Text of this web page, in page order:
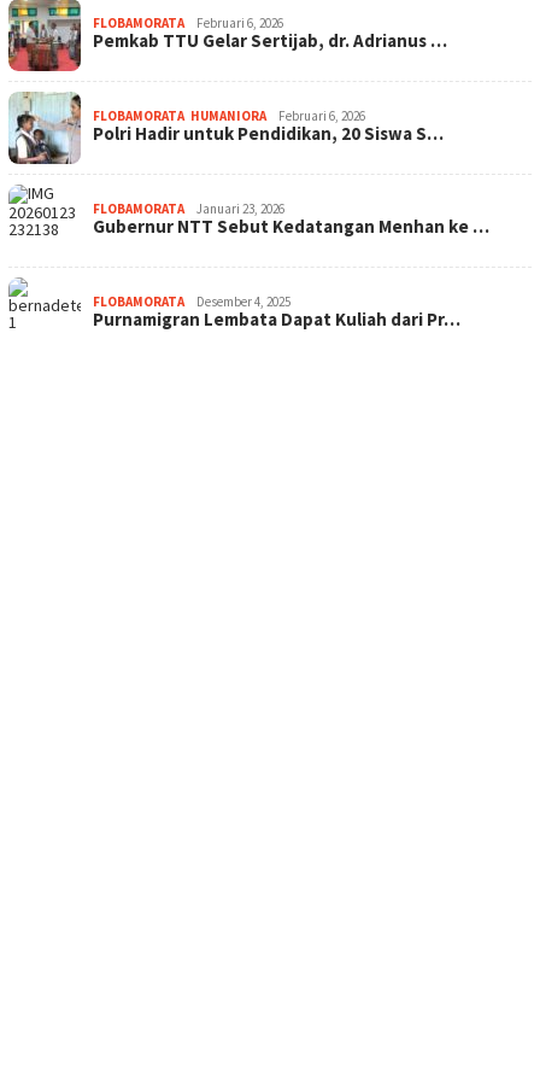
FLOBAMORATA Februari 6, 2026
Pemkab TTU Gelar Sertijab, dr. Adrianus …
FLOBAMORATA, HUMANIORA Februari 6, 2026
Polri Hadir untuk Pendidikan, 20 Siswa S…
FLOBAMORATA Januari 23, 2026
Gubernur NTT Sebut Kedatangan Menhan ke …
FLOBAMORATA Desember 4, 2025
Purnamigran Lembata Dapat Kuliah dari Pr…